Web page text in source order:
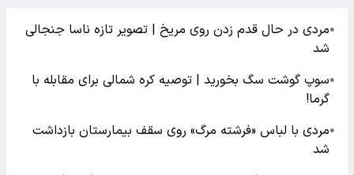
●مردی در حال قدم زدن روی مریخ | تصویر تازه ناسا جنجالی
شد
●سوپ گوشت سگ بخورید | توصیه کره شمالی برای مقابله با
گرما!
●مردی با لباس «فرشته مرگ» روی سقف بیمارستان بازداشت
شد